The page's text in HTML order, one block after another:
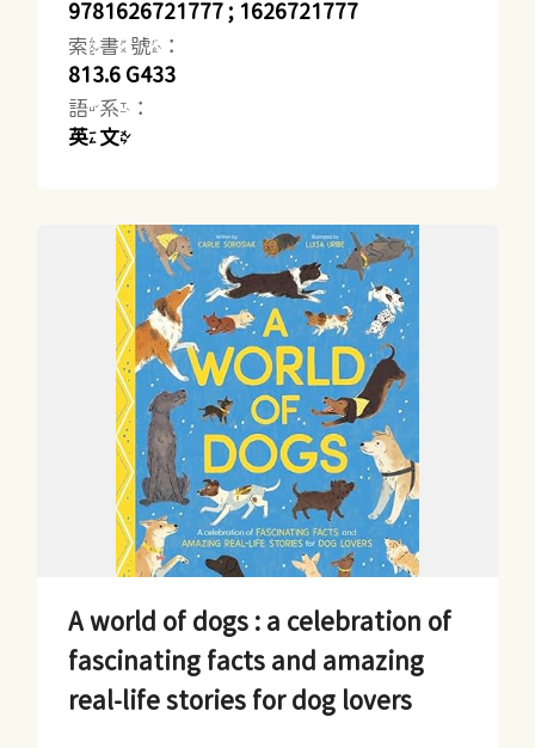
9781626721777 ; 1626721777
索書號：
813.6 G433
語系：
英文
A world of dogs : a celebration of
fascinating facts and amazing
real-life stories for dog lovers